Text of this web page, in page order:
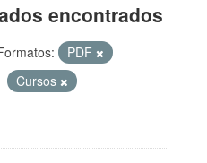
encontrados
PDF
Cursos